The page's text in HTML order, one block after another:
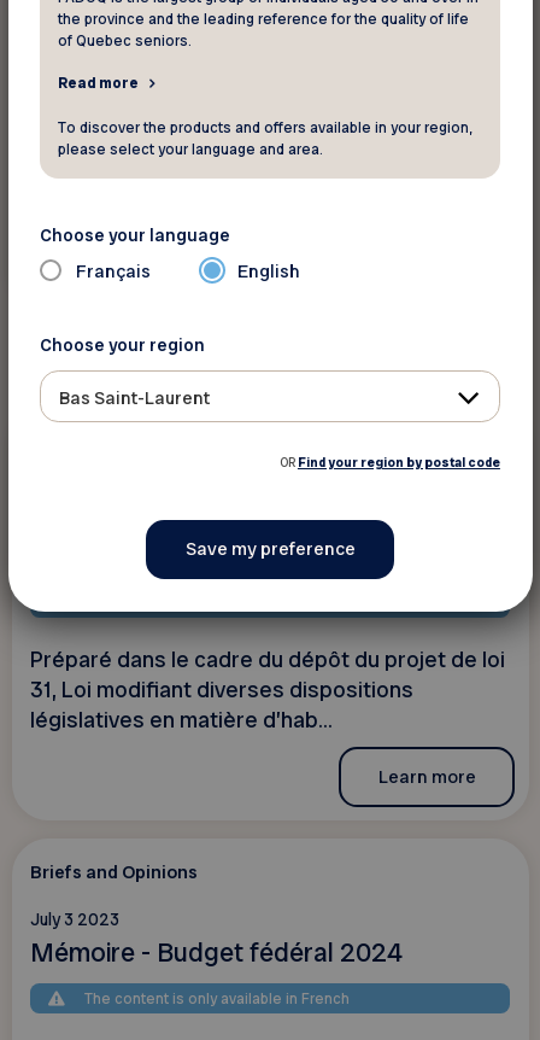
Mémoire – Budget du Québec 2024-
2025
The content is only available in French
Préparé dans le cadre des consultations
prébudgétaires, ce mémoire présente 26
Mémoire – Mieux protéger les locataires
Préparé dans le cadre du dépôt du projet de loi
31, Loi modifiant diverses dispositions
législatives en matière d’hab...
Learn more
Briefs and Opinions
July 3 2023
Mémoire - Budget fédéral 2024
The content is only available in French
the province and the leading reference for the quality of life
of Quebec seniors.
Read more
To discover the products and offers available in your region,
please select your language and area.
Choose your language
Français English
Choose your region
Bas Saint-Laurent
OR Find your region by postal code